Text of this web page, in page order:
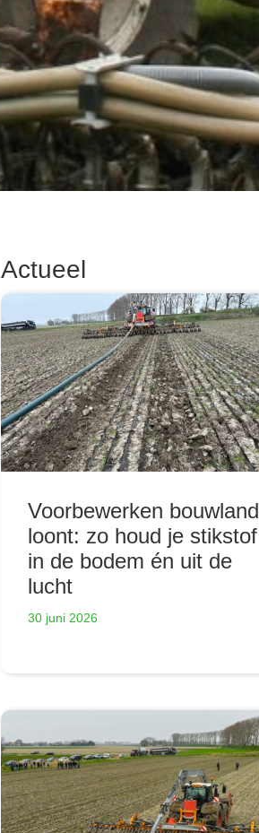
Actueel
Voorbewerken bouwland
loont: zo houd je stikstof
in de bodem én uit de
lucht
30 juni 2026